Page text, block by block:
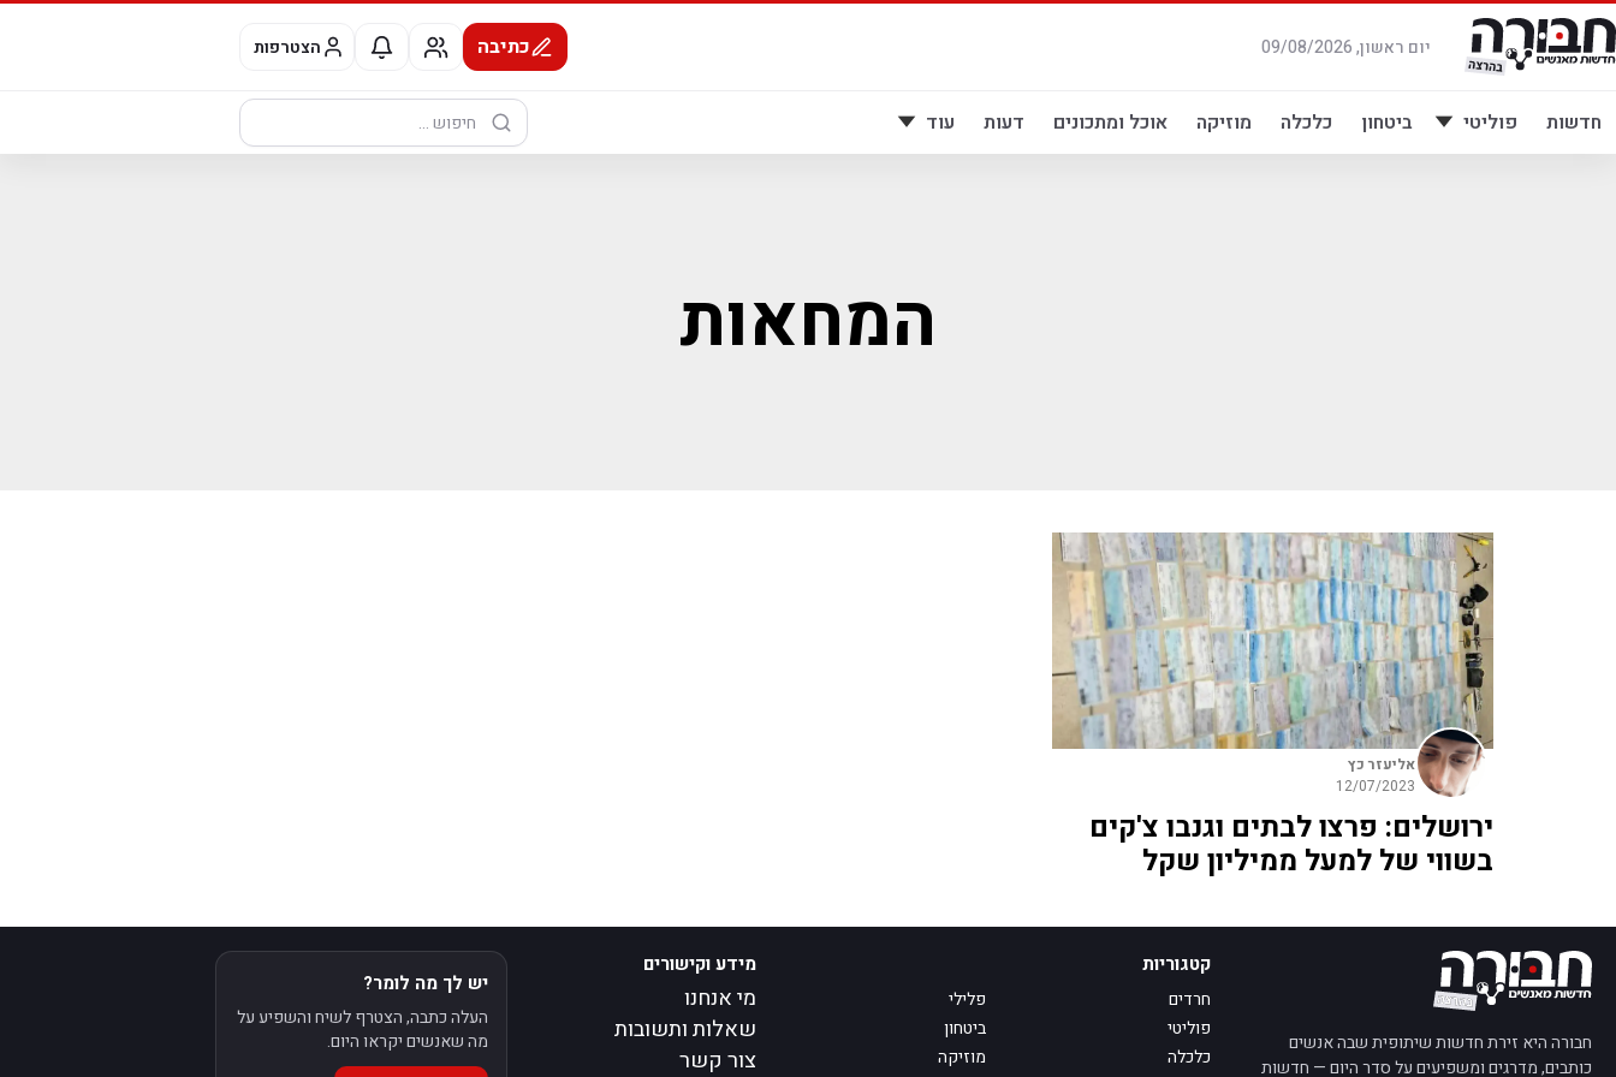
דלג
לתוכן
יום ראשון, 09/08/2026 כתיבה הצטרפות
חדשות פוליטי ביטחון כלכלה מוזיקה אוכל ומתכונים דעות עוד
חיפוש:
המחאות
אליעזר כץ
12/07/2023
ירושלים: פרצו לבתים וגנבו צ'קים
בשווי של למעל ממיליון שקל
חבורה היא זירת חדשות שיתופית שבה אנשים
כותבים, מדרגים ומשפיעים על סדר היום — חדשות
קטגוריות
חרדים
פלילי
פוליטי
ביטחון
כלכלה
מוזיקה
מידע וקישורים
מי אנחנו
שאלות ותשובות
צור קשר
יש לך מה לומר?
העלה כתבה, הצטרף לשיח והשפיע על
מה שאנשים יקראו היום.